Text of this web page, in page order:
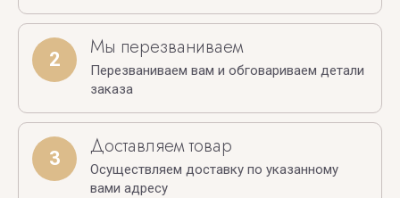
2 Мы перезваниваем
Перезваниваем вам и обговариваем детали
заказа
3 Доставляем товар
Осуществляем доставку по указанному
вами адресу